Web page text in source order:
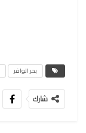
بحر الوافر
شارك